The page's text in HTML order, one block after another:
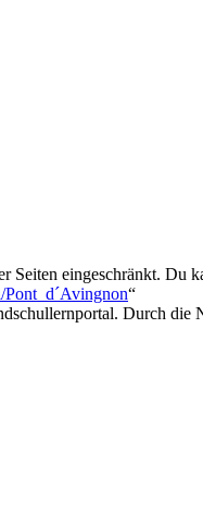
eingeschränkt. Du
“
Durch